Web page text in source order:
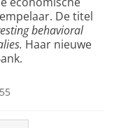
De titel
behavioral
Haar nieuwe